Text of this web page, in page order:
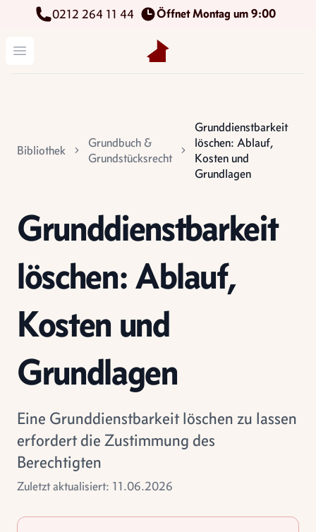
0212 264 11 44 Öffnet Montag um 9:00
Menü öffnen Kettenbach Immobilien GmbH
Bibliothek
Grundbuch &
Grundstücksrecht
Grunddienstbarkeit
löschen: Ablauf,
Kosten und
Grundlagen
Grunddienstbarkeit
löschen: Ablauf,
Kosten und
Grundlagen
Eine Grunddienstbarkeit löschen zu lassen
erfordert die Zustimmung des
Berechtigten
Zuletzt aktualisiert: 11.06.2026